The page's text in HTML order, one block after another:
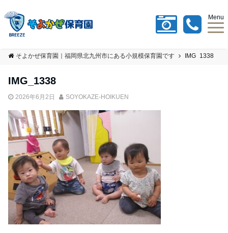
Menu
そよかぜ保育園｜福岡県北九州市にある小規模保育園です IMG_1338
IMG_1338
2026年6月2日 SOYOKAZE-HOIKUEN